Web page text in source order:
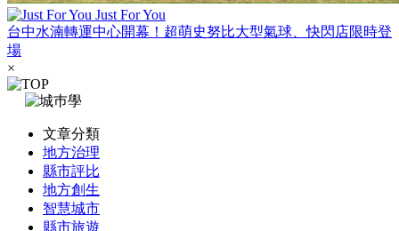
Just For You
台中水湳轉運中心開幕！超萌史努比大型氣球、快閃店限時登
場
×
文章分類
地方治理
縣市評比
地方創生
智慧城市
縣市旅遊